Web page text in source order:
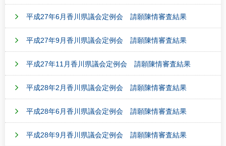
平成27年6月香川県議会定例会 請願陳情審査結果
平成27年9月香川県議会定例会 請願陳情審査結果
平成27年11月香川県議会定例会 請願陳情審査結果
平成28年2月香川県議会定例会 請願陳情審査結果
平成28年6月香川県議会定例会 請願陳情審査結果
平成28年9月香川県議会定例会 請願陳情審査結果